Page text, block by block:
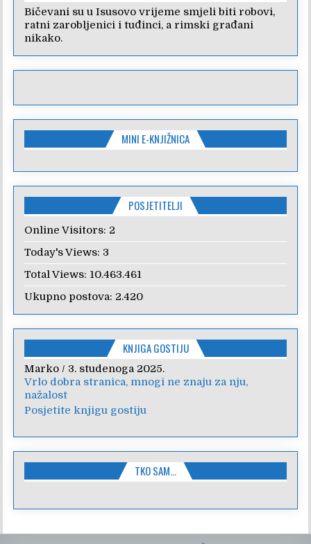
Bičevani su u Isusovo vrijeme smjeli biti robovi,
ratni zarobljenici i tuđinci, a rimski građani
nikako.
MINI E-KNJIŽNICA
POSJETITELJI
Online Visitors: 2
Today's Views: 3
Total Views: 10.463.461
Ukupno postova: 2.420
KNJIGA GOSTIJU
Marko / 3. studenoga 2025.
Vrlo dobra stranica, mnogi ne znaju za nju,
nažalost
Anica/7. veljače 2024.
Poštovanje, draga kolegice! Hvala Vam na
nesebičnom radu i promoviranju...
Posjetite knjigu gostiju
TKO SAM…